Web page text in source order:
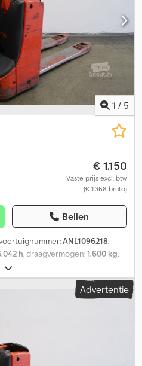
1 / 5
€ 1.150
Vaste prijs excl. btw
(€ 1.368 bruto)
Bellen
ANL1096218,
h , draagvermogen:1.600 kg
540 mm, vorklengte:
1.650 mm, totale
MRC 160A Chjdpfx
- Vorkuitvoering 540 - 1150 -
RFID - Linde-lader Ion HF, lengte
3 m - Gegevensoverdracht
Advertentie